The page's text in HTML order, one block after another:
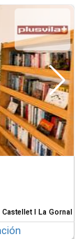
I La Gornal